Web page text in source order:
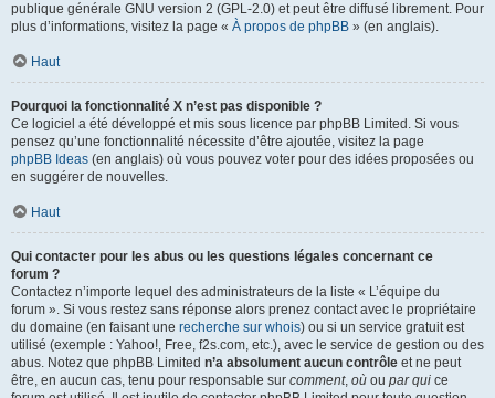
publique générale GNU version 2 (GPL-2.0) et peut être diffusé librement. Pour
plus d’informations, visitez la page « À propos de phpBB » (en anglais).
Haut
Pourquoi la fonctionnalité X n’est pas disponible ?
Ce logiciel a été développé et mis sous licence par phpBB Limited. Si vous
pensez qu’une fonctionnalité nécessite d’être ajoutée, visitez la page
phpBB Ideas (en anglais) où vous pouvez voter pour des idées proposées ou
en suggérer de nouvelles.
Haut
Qui contacter pour les abus ou les questions légales concernant ce
forum ?
Contactez n’importe lequel des administrateurs de la liste « L’équipe du
forum ». Si vous restez sans réponse alors prenez contact avec le propriétaire
du domaine (en faisant une recherche sur whois) ou si un service gratuit est
utilisé (exemple : Yahoo!, Free, f2s.com, etc.), avec le service de gestion ou des
abus. Notez que phpBB Limited n’a absolument aucun contrôle et ne peut
être, en aucun cas, tenu pour responsable sur comment, où ou par qui ce